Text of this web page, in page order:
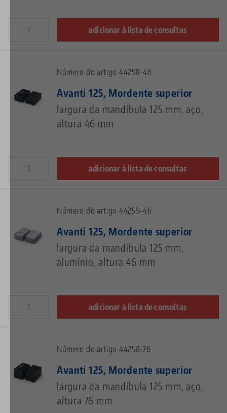
adicionar à lista de consultas
Número do artigo 44258-46
Avanti 125, Mordente superior
largura da mandíbula 125 mm, aço,
altura 46 mm
adicionar à lista de consultas
Número do artigo 44259-46
Avanti 125, Mordente superior
largura da mandíbula 125 mm,
alumínio, altura 46 mm
adicionar à lista de consultas
Número do artigo 44258-76
Avanti 125, Mordente superior
largura da mandíbula 125 mm, aço,
altura 76 mm